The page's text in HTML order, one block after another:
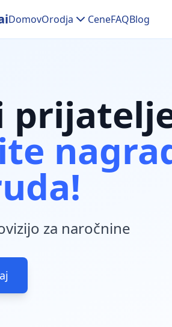
DomovOrodja CeneFAQBlog
za naročnine